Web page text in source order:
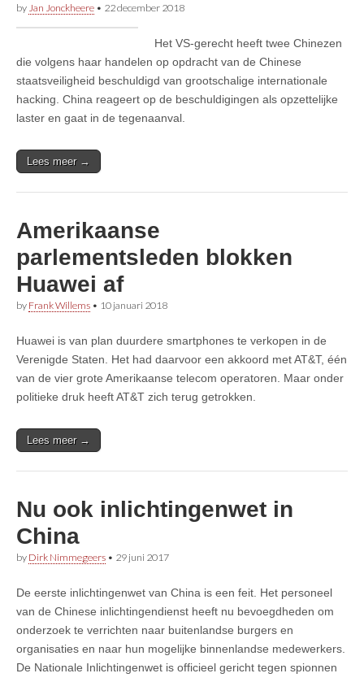
by Jan Jonckheere • 22 december 2018
Het VS-gerecht heeft twee Chinezen
die volgens haar handelen op opdracht van de Chinese
staatsveiligheid beschuldigd van grootschalige internationale
hacking. China reageert op de beschuldigingen als opzettelijke
laster en gaat in de tegenaanval.
Lees meer →
Amerikaanse
parlementsleden blokken
Huawei af
by Frank Willems • 10 januari 2018
Huawei is van plan duurdere smartphones te verkopen in de
Verenigde Staten. Het had daarvoor een akkoord met AT&T, één
van de vier grote Amerikaanse telecom operatoren. Maar onder
politieke druk heeft AT&T zich terug getrokken.
Lees meer →
Nu ook inlichtingenwet in
China
by Dirk Nimmegeers • 29 juni 2017
De eerste inlichtingenwet van China is een feit. Het personeel
van de Chinese inlichtingendienst heeft nu bevoegdheden om
onderzoek te verrichten naar buitenlandse burgers en
organisaties en naar hun mogelijke binnenlandse medewerkers.
De Nationale Inlichtingenwet is officieel gericht tegen spionnen